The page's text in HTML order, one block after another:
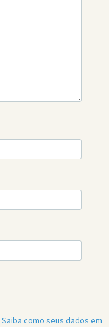
Saiba como seus dados em